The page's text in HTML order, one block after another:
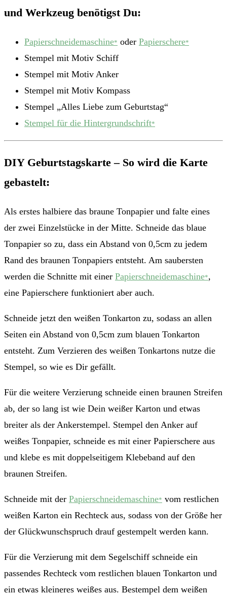
und Werkzeug benötigst Du:
Papierschneidemaschine* oder Papierschere*
Stempel mit Motiv Schiff
Stempel mit Motiv Anker
Stempel mit Motiv Kompass
Stempel „Alles Liebe zum Geburtstag“
Stempel für die Hintergrundschrift*
DIY Geburtstagskarte – So wird die Karte
gebastelt:
Als erstes halbiere das braune Tonpapier und falte eines
der zwei Einzelstücke in der Mitte. Schneide das blaue
Tonpapier so zu, dass ein Abstand von 0,5cm zu jedem
Rand des braunen Tonpapiers entsteht. Am saubersten
werden die Schnitte mit einer Papierschneidemaschine*,
eine Papierschere funktioniert aber auch.
Schneide jetzt den weißen Tonkarton zu, sodass an allen
Seiten ein Abstand von 0,5cm zum blauen Tonkarton
entsteht. Zum Verzieren des weißen Tonkartons nutze die
Stempel, so wie es Dir gefällt.
Für die weitere Verzierung schneide einen braunen Streifen
ab, der so lang ist wie Dein weißer Karton und etwas
breiter als der Ankerstempel. Stempel den Anker auf
weißes Tonpapier, schneide es mit einer Papierschere aus
und klebe es mit doppelseitigem Klebeband auf den
braunen Streifen.
Schneide mit der Papierschneidemaschine* vom restlichen
weißen Karton ein Rechteck aus, sodass von der Größe her
der Glückwunschspruch drauf gestempelt werden kann.
Für die Verzierung mit dem Segelschiff schneide ein
passendes Rechteck vom restlichen blauen Tonkarton und
ein etwas kleineres weißes aus. Bestempel dem weißen